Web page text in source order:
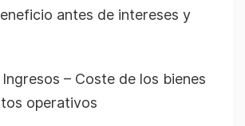
antes de intereses y
Ingresos – Coste de los bienes
operativos